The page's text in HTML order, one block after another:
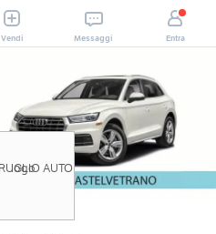
Vendi Messaggi Entra